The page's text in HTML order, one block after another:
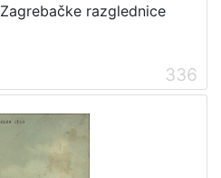
Zagrebačke razglednice
336